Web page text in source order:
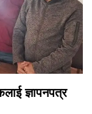
ज्ञापनपत्र